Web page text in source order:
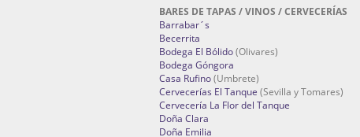
BARES DE TAPAS / VINOS / CERVECERÍAS
Barrabar´s
Becerrita
Bodega El Bólido(Olivares)
Bodega Góngora
Casa Rufino(Umbrete)
Cervecerías El Tanque (Sevilla y Tomares)
Cervecería La Flor del Tanque
Doña Clara
Doña Emilia